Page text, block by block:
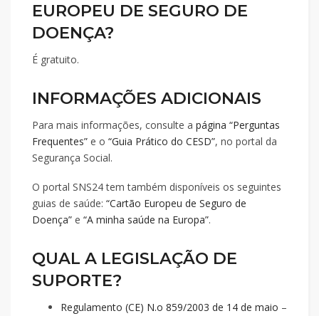
EUROPEU DE SEGURO DE
DOENÇA?
É gratuito.
INFORMAÇÕES ADICIONAIS
Para mais informações, consulte a página “Perguntas
Frequentes” e o “Guia Prático do CESD”, no portal da
Segurança Social.
O portal SNS24 tem também disponíveis os seguintes
guias de saúde: “Cartão Europeu de Seguro de
Doença” e “A minha saúde na Europa”.
QUAL A LEGISLAÇÃO DE
SUPORTE?
Regulamento (CE) N.o 859/2003 de 14 de maio –